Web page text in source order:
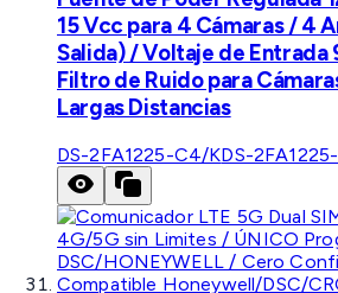
15 Vcc para 4 Cámaras / 4
Salida) / Voltaje de Entrada
Filtro de Ruido para
Largas Distancias
DS-2FA1225-C4/KDS-